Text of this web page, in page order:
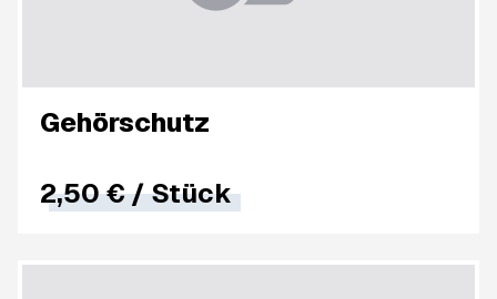
Gehörschutz
2,50 €/Stück